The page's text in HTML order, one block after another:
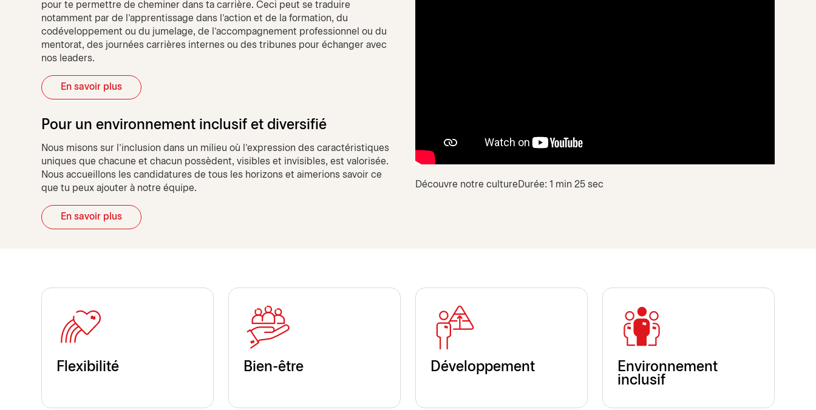
pour te permettre de cheminer dans ta carrière. Ceci peut se traduire
notamment par de l'apprentissage dans l'action et de la formation, du
codéveloppement ou du jumelage, de l'accompagnement professionnel ou du
mentorat, des journées carrières internes ou des tribunes pour échanger avec
nos leaders.
En savoir plus
Pour un environnement inclusif et diversifié
Nous misons sur l’inclusion dans un milieu où l’expression des caractéristiques
uniques que chacune et chacun possèdent, visibles et invisibles, est valorisée.
Nous accueillons les candidatures de tous les horizons et aimerions savoir ce
que tu peux ajouter à notre équipe.
En savoir plus
Découvre notre culture Durée: 1 min 25 sec
Flexibilité Bien-être Développement
Environnement
inclusif